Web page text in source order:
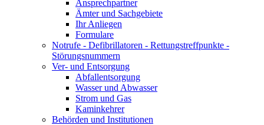
Ansprechpartner
Ämter und Sachgebiete
Ihr Anliegen
Formulare
Notrufe - Defibrillatoren - Rettungstreffpunkte -
Störungsnummern
Ver- und Entsorgung
Abfallentsorgung
Wasser und Abwasser
Strom und Gas
Kaminkehrer
Behörden und Institutionen